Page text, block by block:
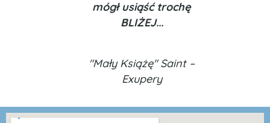
mógł usiąść trochę
BLIŻEJ...
"Mały Książę" Saint –
Exupery